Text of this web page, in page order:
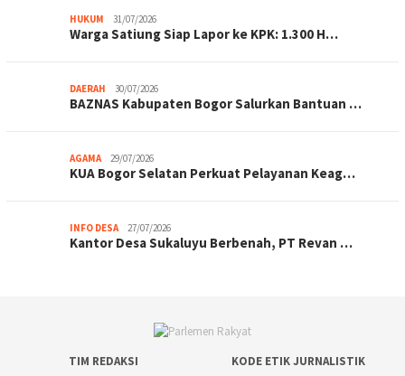
HUKUM 31/07/2026
Warga Satiung Siap Lapor ke KPK: 1.300 H…
DAERAH 30/07/2026
BAZNAS Kabupaten Bogor Salurkan Bantuan …
AGAMA 29/07/2026
KUA Bogor Selatan Perkuat Pelayanan Keag…
INFO DESA 27/07/2026
Kantor Desa Sukaluyu Berbenah, PT Revan …
TIM REDAKSI KODE ETIK JURNALISTIK